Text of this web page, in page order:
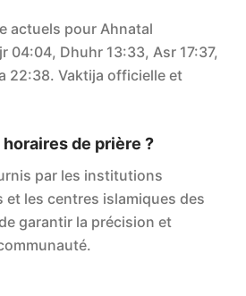
actuels pour Ahnatal
04:04, Dhuhr 13:33, Asr 17:37,
22:38. Vaktija officielle et
de prière ?
par les institutions
les centres islamiques des
garantir la précision et